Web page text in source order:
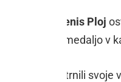
Denis Ploj
z zlato medaljo v
tekmovanju strnili